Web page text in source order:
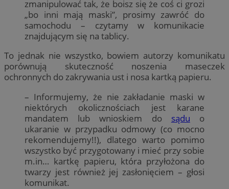
zmanipulować tak, że boisz się że coś ci grozi
„bo inni mają maski”, prosimy zawróć do
samochodu – czytamy w komunikacie
znajdującym się na tablicy.
To jednak nie wszystko, bowiem autorzy komunikatu
porównują skuteczność noszenia maseczek
ochronnych do zakrywania ust i nosa kartką papieru.
– Informujemy, że nie zakładanie maski w
niektórych okolicznościach jest karane
mandatem lub wnioskiem do sądu o
ukaranie w przypadku odmowy (co mocno
rekomendujemy!!), dlatego warto pomimo
wszystko być przygotowany i mieć przy sobie
m.in… kartkę papieru, która przyłożona do
twarzy jest również jej zasłonięciem – głosi
komunikat.